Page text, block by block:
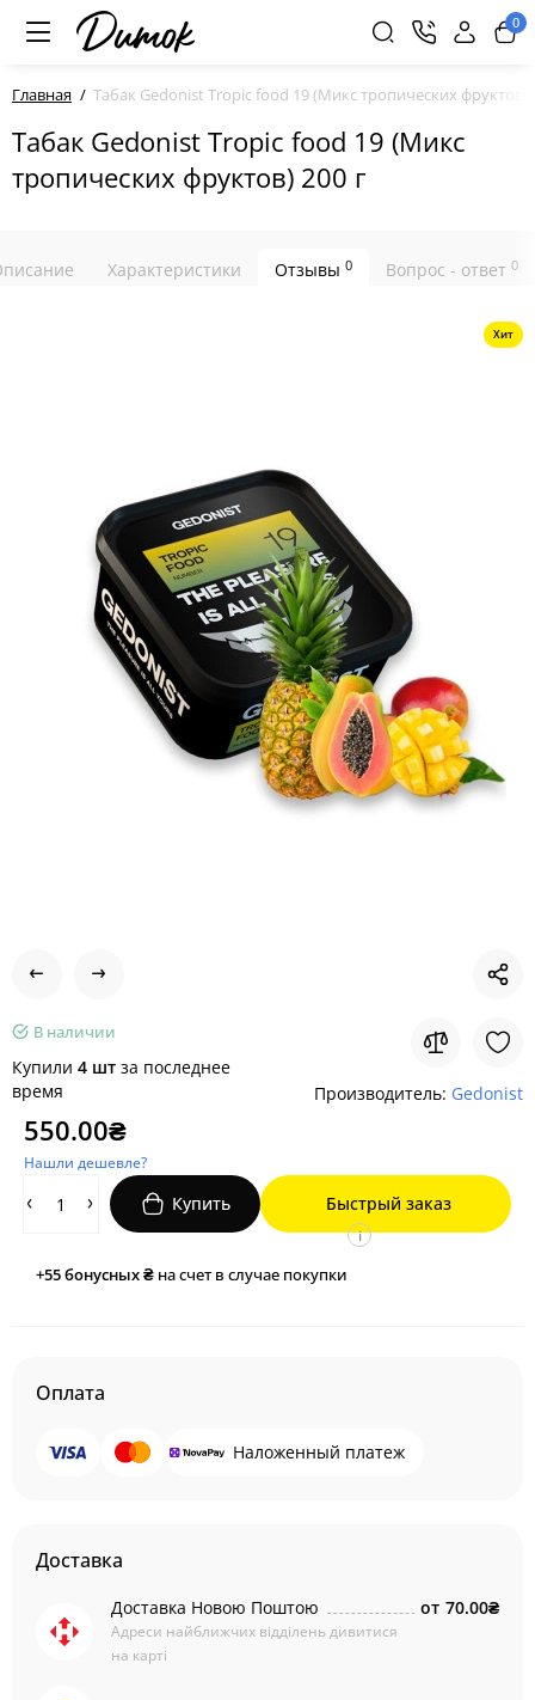
0
Главная Табак Gedonist Tropic food 19 (Микс тропических фруктов)
Табак Gedonist Tropic food 19 (Микс
тропических фруктов) 200 г
Характеристики Отзывы 0 Вопрос - ответ 0
Хит
В наличии
Купили 4 шт за последнее
время
Производитель: Gedonist
550.00₴
Нашли дешевле?
Купить Быстрый заказ
+55бонусных ₴ на счет в случае покупки
i
Оплата
Наложенный платеж
Доставка
Доставка Новою Поштою
Адреси найближчих відділень дивитися
на карті
от 70.00₴